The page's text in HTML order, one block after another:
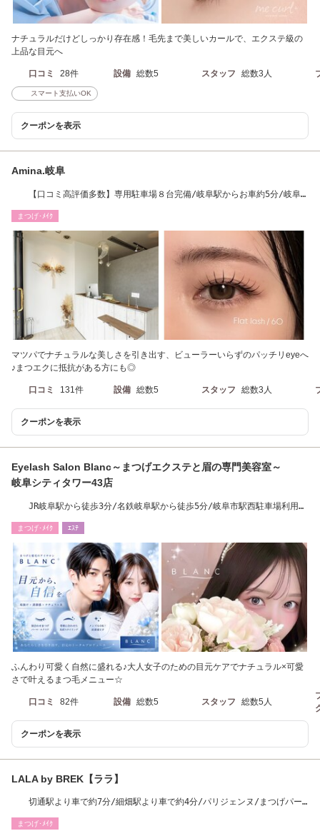
ナチュラルだけどしっかり存在感！毛先まで美しいカールで、エクステ級の
上品な目元へ
口コミ 28件 設備 総数5 スタッフ 総数3人
スマート支払いOK
クーポンを表示
Amina.岐阜
【口コミ高評価多数】専用駐車場８台完備/岐阜駅からお車約5分/岐阜
まつげ･ﾒｲｸ
マツパでナチュラルな美しさを引き出す、ビューラーいらずのパッチリeyeへ
♪まつエクに抵抗がある方にも◎
口コミ 131件 設備 総数5 スタッフ 総数3人
クーポンを表示
Eyelash Salon Blanc～まつげエクステと眉の専門美容室～
岐阜シティタワー43店
JR岐阜駅から徒歩3分/名鉄岐阜駅から徒歩5分/岐阜市駅西駐車場利用の
まつげ･ﾒｲｸ ｴｽﾃ
ふんわり可愛く自然に盛れる♪大人女子のための目元ケアでナチュラル×可愛
さで叶えるまつ毛メニュー☆
口コミ 82件 設備 総数5 スタッフ 総数5人
クーポンを表示
LALA by BREK【ララ】
切通駅より車で約7分/細畑駅より車で約4分/パリジェンヌ/まつげパー
まつげ･ﾒｲｸ